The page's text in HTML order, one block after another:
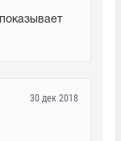
30 дек 2018